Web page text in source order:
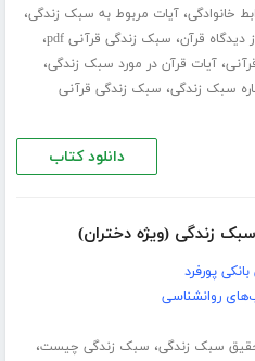
خانوادگی،آیات مربوط به سبک زندگی،
دیدگاه قرآن، سبک زندگی قرآنی pdf ،
،آیات قرآن در مورد سبک زندگی،
سبک زندگی، سبک زندگی قرآنی
دانلود کتاب
زندگی (ویژه دختران)
پورفرد
روانشناسی
سبک زندگی، سبک زندگی چیست،